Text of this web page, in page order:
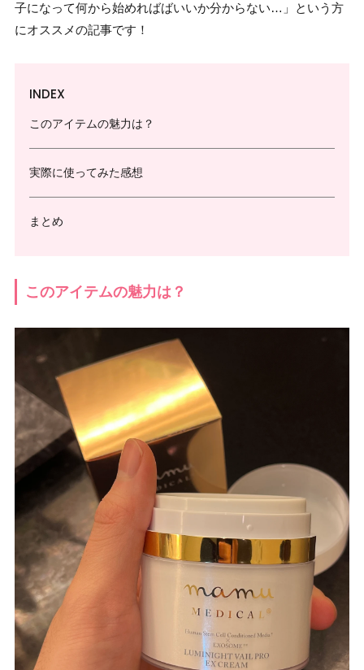
子になって何から始めればばいいか分からない…」という方
にオススメの記事です！
INDEX
このアイテムの魅力は？
実際に使ってみた感想
まとめ
このアイテムの魅力は？